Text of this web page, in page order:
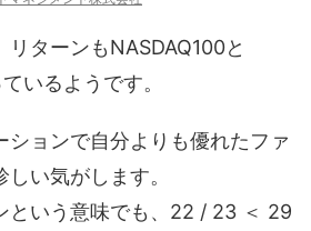
リターンもNASDAQ100と
いるようです。
ションで自分よりも優れたファ
い気がします。
という意味でも、22 / 23 ＜ 29